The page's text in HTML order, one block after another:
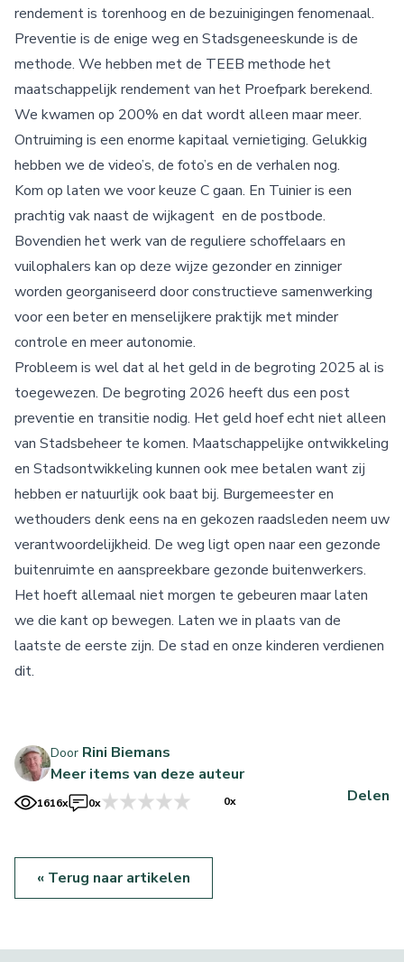
rendement is torenhoog en de bezuinigingen fenomenaal.
Preventie is de enige weg en Stadsgeneeskunde is de
methode. We hebben met de TEEB methode het
maatschappelijk rendement van het Proefpark berekend.
We kwamen op 200% en dat wordt alleen maar meer.
Ontruiming is een enorme kapitaal vernietiging. Gelukkig
hebben we de video’s, de foto’s en de verhalen nog.
Kom op laten we voor keuze C gaan. En Tuinier is een
prachtig vak naast de wijkagent en de postbode.
Bovendien het werk van de reguliere schoffelaars en
vuilophalers kan op deze wijze gezonder en zinniger
worden georganiseerd door constructieve samenwerking
voor een beter en menselijkere praktijk met minder
controle en meer autonomie.
Probleem is wel dat al het geld in de begroting 2025 al is
toegewezen. De begroting 2026 heeft dus een post
preventie en transitie nodig. Het geld hoef echt niet alleen
van Stadsbeheer te komen. Maatschappelijke ontwikkeling
en Stadsontwikkeling kunnen ook mee betalen want zij
hebben er natuurlijk ook baat bij. Burgemeester en
wethouders denk eens na en gekozen raadsleden neem uw
verantwoordelijkheid. De weg ligt open naar een gezonde
buitenruimte en aanspreekbare gezonde buitenwerkers.
Het hoeft allemaal niet morgen te gebeuren maar laten
we die kant op bewegen. Laten we in plaats van de
laatste de eerste zijn. De stad en onze kinderen verdienen
dit.
Door Rini Biemans
Meer items van deze auteur
1616x 0x 0x Delen
« Terug naar artikelen